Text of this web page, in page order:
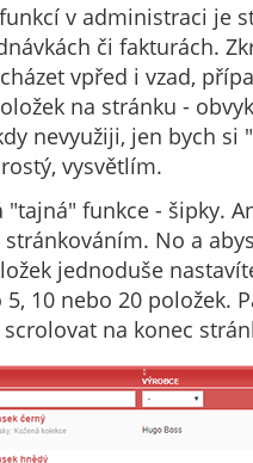
v administraci je
či fakturách.
vpřed i vzad,
na stránku -
nevyužiji, jen bych
vysvětlím.
funkce - šipky.
No a
jednoduše
10 nebo 20 položek.
na konec